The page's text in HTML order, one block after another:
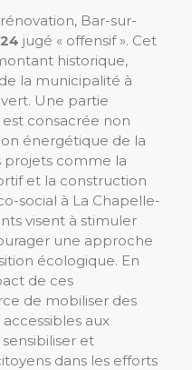
Bar-sur-
jugé « offensif ». Cet
historique,
la municipalité à
Une partie
consacrée non
énergétique de la
projets comme la
et la construction
social à La Chapelle-
visent à stimuler
une approche
écologique. En
de ces
de mobiliser des
aux
et
dans les efforts